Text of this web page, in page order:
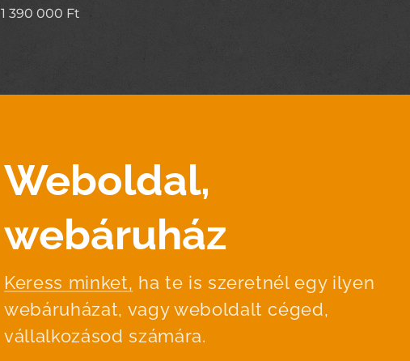
1 390 000 Ft
Weboldal,
webáruház
Keress minket, ha te is szeretnél egy ilyen
webáruházat, vagy weboldalt céged,
vállalkozásod számára.